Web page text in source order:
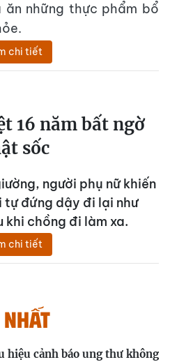
ăn những thực phẩm bổ
chi tiết
16 năm bất ngờ
sốc
người phụ nữ khiến
tự đứng dậy đi lại như
khi chồng đi làm xa.
chi tiết
nhất
hiệu cảnh báo ung thư không